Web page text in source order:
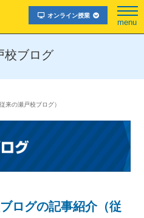
オンライン授業
menu
ブログ
の瀬戸校ブログ）
ログの記事紹介（従